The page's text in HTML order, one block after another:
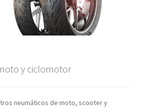
y ciclomotor
neumáticos de moto, scooter y